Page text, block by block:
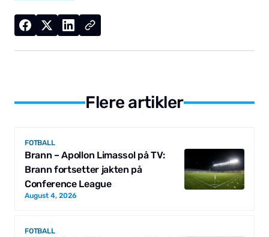
Flere artikler
FOTBALL
Brann – Apollon Limassol på TV:
Brann fortsetter jakten på
Conference League
August 4, 2026
FOTBALL